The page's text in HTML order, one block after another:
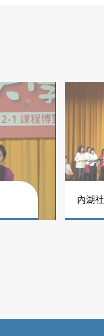
內湖